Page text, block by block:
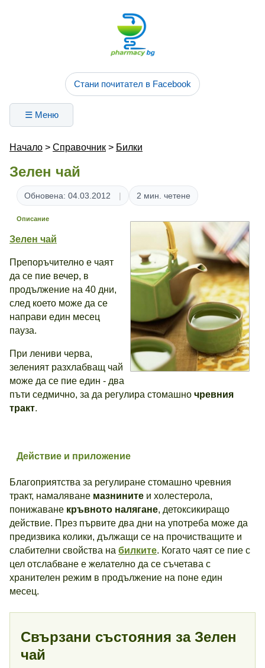
Стани почитател в Facebook
☰ Меню
Начало > Справочник > Билки
Зелен чай
Обновена: 04.03.2012 2 мин. четене
Описание
Зелен чай
Препоръчително е чаят
да се пие вечер, в
продължение на 40 дни,
след което може да се
направи един месец
пауза.
При лениви черва,
зеленият разхлабващ чай
може да се пие един - два
пъти седмично, за да регулира стомашно чревния
тракт.
Действие и приложение
Благоприятства за регулиране стомашно чревния
тракт, намаляване мазнините и холестерола,
понижаване кръвното налягане, детоксикиращо
действие. През първите два дни на употреба може да
предизвика колики, дължащи се на прочистващите и
слабителни свойства на билките. Когато чаят се пие с
цел отслабване е желателно да се съчетава с
хранителен режим в продължение на поне един
месец.
Свързани състояния за Зелен
чай